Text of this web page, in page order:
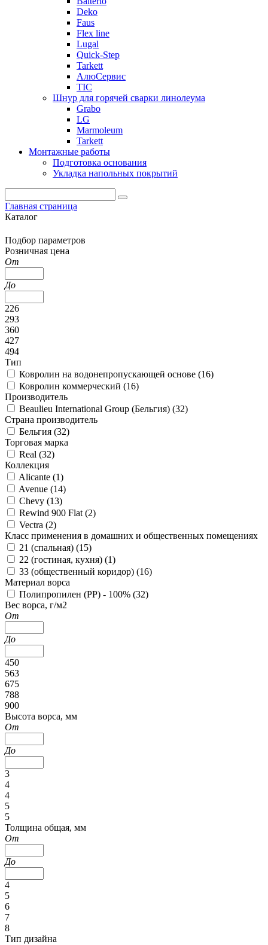
Deko
Faus
Flex line
Lugal
Quick-Step
Tarkett
АлюСервис
ТІС
Шнур для горячей сварки линолеума
Grabo
LG
Marmoleum
Tarkett
Монтажные работы
Подготовка основания
Укладка напольных покрытий
Главная страница
Каталог
Подбор параметров
Розничная цена
От
До
226
293
360
427
494
Тип
Ковролин на водонепропускающей основе (16)
Ковролин коммерческий (16)
Производитель
Beaulieu International Group (Бельгия) (32)
Страна производитель
Бельгия (32)
Торговая марка
Real (32)
Коллекция
Alicante (1)
Avenue (14)
Chevy (13)
Rewind 900 Flat (2)
Vectra (2)
Класс применения в домашних и общественных помещениях
21 (спальная) (15)
22 (гостиная, кухня) (1)
33 (общественный коридор) (16)
Материал ворса
Полипропилен (PP) - 100% (32)
Вес ворса, г/м2
От
До
450
563
675
788
900
Высота ворса, мм
От
До
3
4
4
5
5
Толщина общая, мм
От
До
4
5
6
7
8
Тип дизайна